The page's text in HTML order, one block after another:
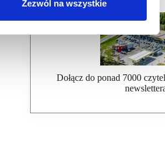
Zezwól na wszystkie
Dołącz do ponad 7000